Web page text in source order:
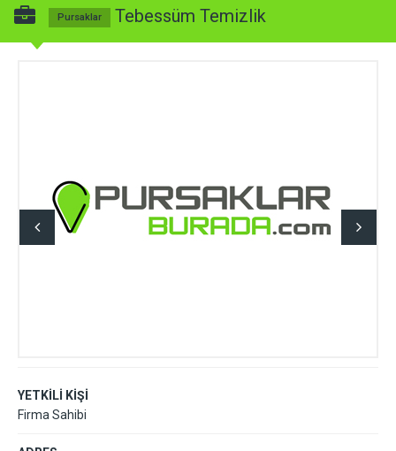
Pursaklar Tebessüm Temizlik
YETKİLİ KİŞİ
Firma Sahibi